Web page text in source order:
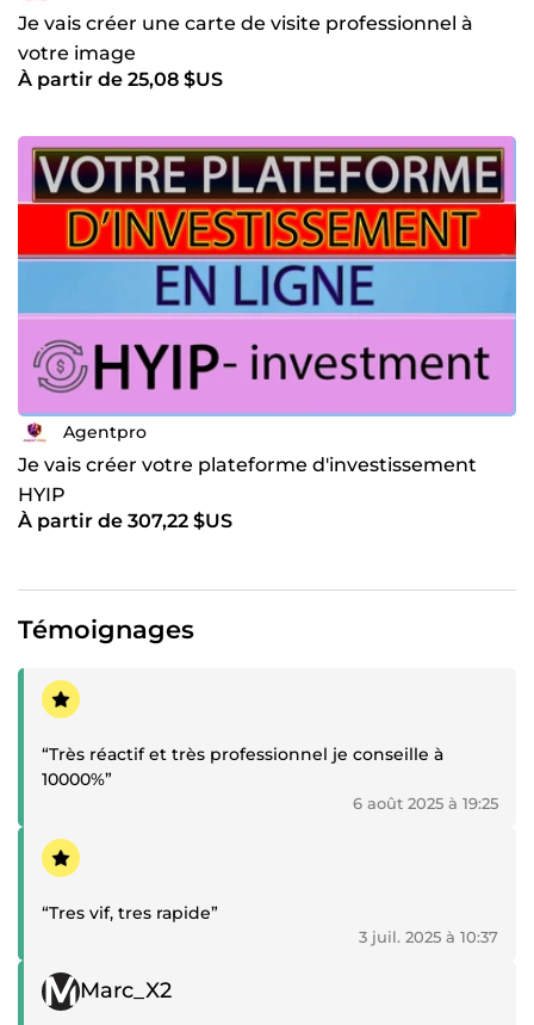
Je vais créer une carte de visite professionnel à
votre image
À partir de 25,08 $US
Agentpro
Je vais créer votre plateforme d'investissement
HYIP
À partir de 307,22 $US
Témoignages
Témoignage positif
“Très réactif et très professionnel je conseille à
10000%”
6 août 2025 à 19:25
Témoignage positif
“Tres vif, tres rapide”
3 juil. 2025 à 10:37
Témoignage positif
Marc_X2